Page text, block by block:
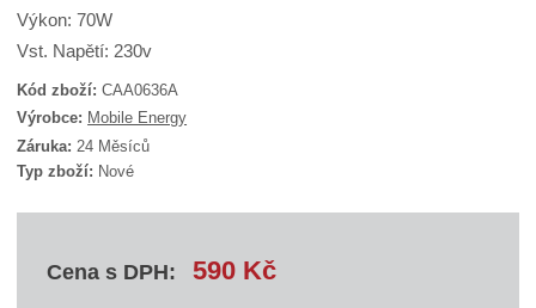
Výkon: 70W
Vst. Napětí: 230v
Kód zboží:CAA0636A
K
ó
d
d
d
Výrobce: Mobile Energy
Záruka: 24 Měsíců
Typ zboží: Nové
Cena s DPH: 590 Kč